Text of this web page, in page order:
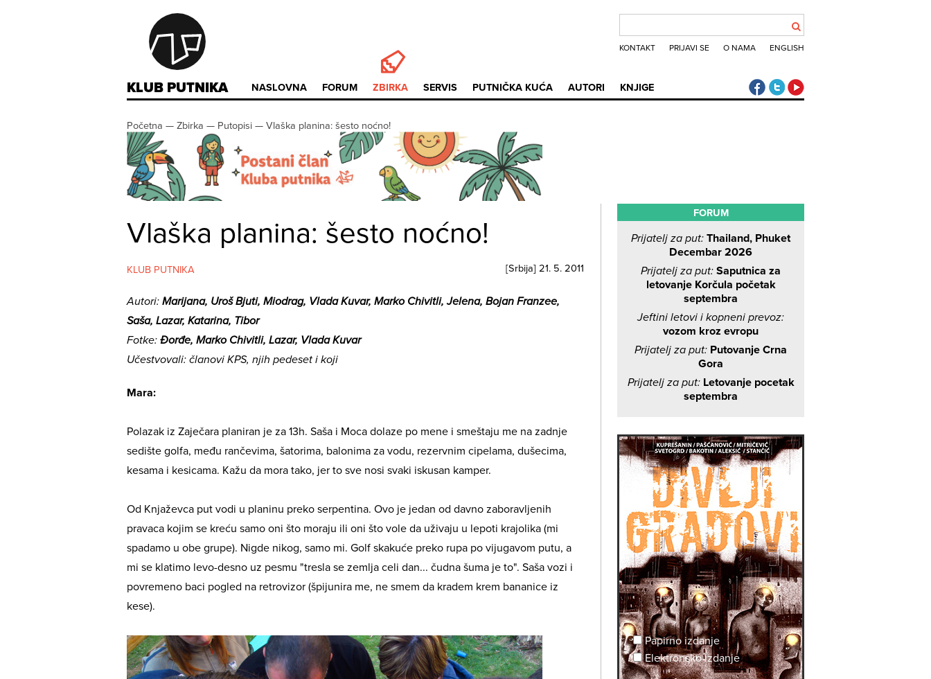
KLUB PUTNIKA
KONTAKT PRIJAVI SE O NAMA ENGLISH
NASLOVNA FORUM ZBIRKA SERVIS PUTNIČKA KUĆA AUTORI KNJIGE Klub putnika Facebook
Klub putnika Twitter
Početna — Zbirka — Putopisi — Vlaška planina: šesto noćno!
Vlaška planina: šesto noćno!
KLUB PUTNIKA [Srbija] 21. 5. 2011
Autori: Marijana, Uroš Bjuti, Miodrag, Vlada Kuvar, Marko Chivitli, Jelena, Bojan Franzee,
Saša, Lazar, Katarina, Tibor
Fotke: Đorđe, Marko Chivitli, Lazar, Vlada Kuvar
Učestvovali: članovi KPS, njih pedeset i koji
Mara:
Polazak iz Zaječara planiran je za 13h. Saša i Moca dolaze po mene i smeštaju me na zadnje
sedište golfa, među rančevima, šatorima, balonima za vodu, rezervnim cipelama, dušecima,
kesama i kesicama. Kažu da mora tako, jer to sve nosi svaki iskusan kamper.
Od Knjaževca put vodi u planinu preko serpentina. Ovo je jedan od davno zaboravljenih
pravaca kojim se kreću samo oni što moraju ili oni što vole da uživaju u lepoti krajolika (mi
spadamo u obe grupe). Nigde nikog, samo mi. Golf skakuće preko rupa po vijugavom putu, a
mi se klatimo levo-desno uz pesmu "tresla se zemlja celi dan... čudna šuma je to". Saša vozi i
povremeno baci pogled na retrovizor (špijunira me, ne smem da kradem krem bananice iz
kese).
FORUM
Prijatelj za put: Thailand, Phuket
Decembar 2026
Prijatelj za put: Saputnica za
letovanje Korčula početak
septembra
Jeftini letovi i kopneni prevoz:
vozom kroz evropu
Prijatelj za put: Putovanje Crna
Gora
Prijatelj za put: Letovanje pocetak
septembra
Papirno izdanje
Elektronsko izdanje